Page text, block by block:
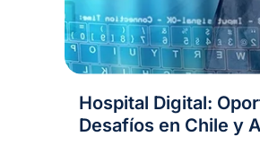
Hospital Digital:
Desafíos en Chile y